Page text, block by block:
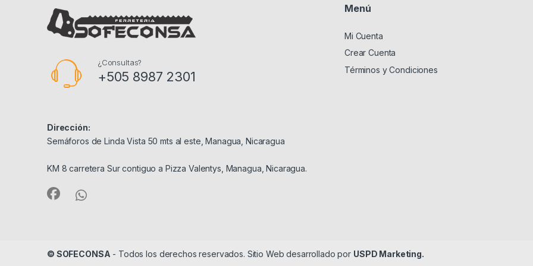
¿Consultas?
+505 8987 2301
Dirección:
Semáforos de Linda Vista 50 mts al este, Managua, Nicaragua
KM 8 carretera Sur contiguo a Pizza Valentys, Managua, Nicaragua.
Menú
Mi Cuenta
Crear Cuenta
Términos y Condiciones
© SOFECONSA - Todos los derechos reservados. Sitio Web desarrollado por USPD Marketing.